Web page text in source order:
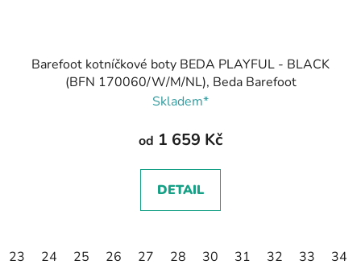
Barefoot kotníčkové boty BEDA PLAYFUL - BLACK
(BFN 170060/W/M/NL), Beda Barefoot
Skladem*
od 1 659 Kč
DETAIL
23 24 25 26 27 28 30 31 32 33 34